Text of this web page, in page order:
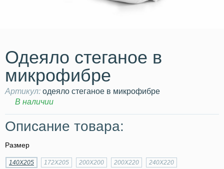
Одеяло стеганое в
микрофибре
Артикул: одеяло стеганое в микрофибре
В наличии
Описание товара:
Размер
140Х205 172Х205 200Х200 200Х220 240Х220